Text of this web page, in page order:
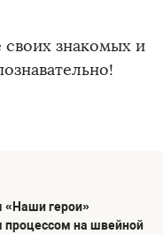
знакомых и
«Наши герои»
процессом на швейной